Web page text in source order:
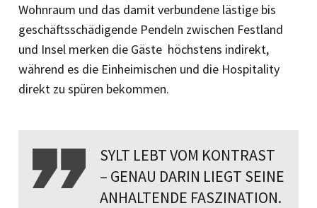
Wohnraum und das damit verbundene lästige bis
geschäftsschädigende Pendeln zwischen Festland
und Insel merken die Gäste höchstens indirekt,
während es die Einheimischen und die Hospitality
direkt zu spüren bekommen.
SYLT LEBT VOM KONTRAST
– GENAU DARIN LIEGT SEINE
ANHALTENDE FASZINATION.